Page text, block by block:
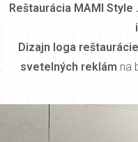
Reštaurácia MAMI
Dizajn loga reštaurácie
svetelných reklámna